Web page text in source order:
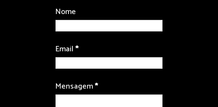
Nome
Email*
Mensagem*